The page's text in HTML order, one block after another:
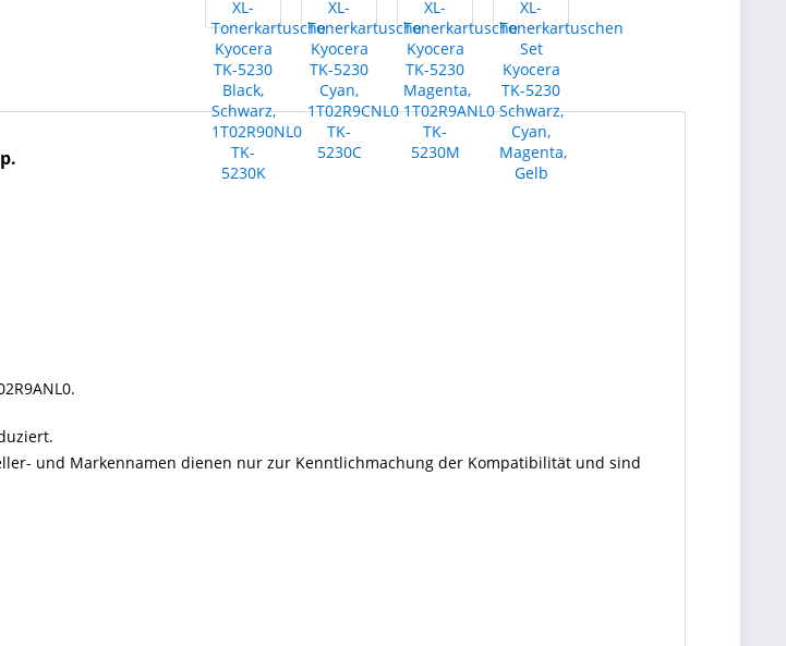
und Markennamen dienen nur zur Kenntlichmachung der Kompatibilität und sind